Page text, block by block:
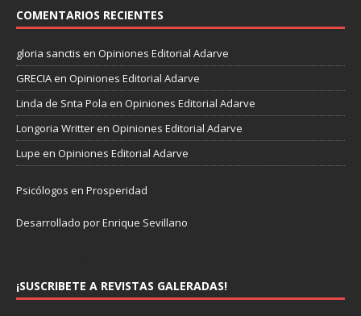
COMENTARIOS RECIENTES
gloria sanctis en Opiniones Editorial Adarve
GRECIAen Opiniones Editorial Adarve
Linda de Snta Pola en Opiniones Editorial Adarve
Longoria Writteren Opiniones Editorial Adarve
Lupe en Opiniones Editorial Adarve
Psicólogos en Prosperidad
Desarrollado por Enrique Sevillano
¡SUSCRIBETE A REVISTAS GALERADAS!